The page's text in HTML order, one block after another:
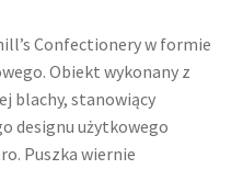
Confectionery w formie
Obiekt wykonany z
blachy, stanowiący
designu użytkowego
Puszka wiernie